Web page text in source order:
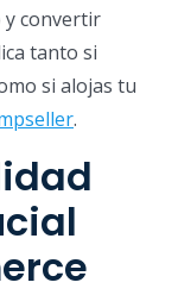
y convertir
tanto si
si alojas tu
.